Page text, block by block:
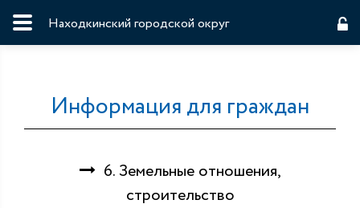
Находкинский городской округ
Информация для граждан
6. Земельные отношения,
строительство